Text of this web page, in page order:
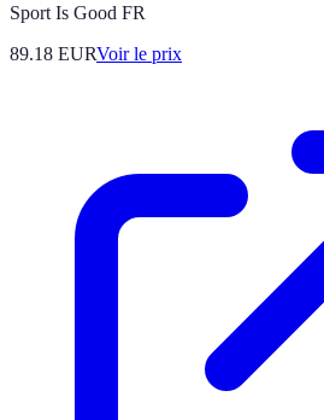
Sport Is Good FR
89.18 EURVoir le prix